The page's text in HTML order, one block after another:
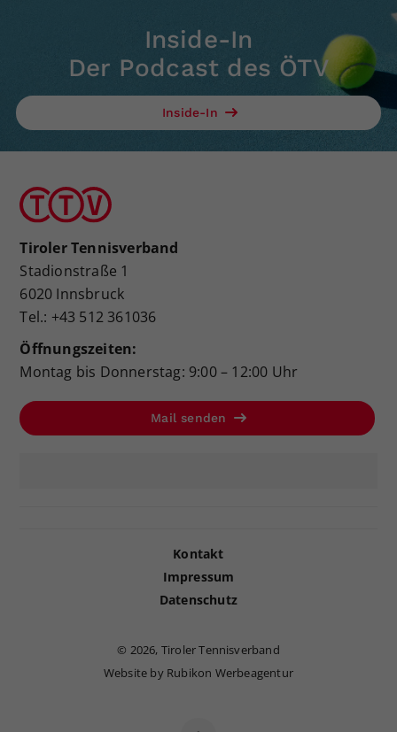
Inside-In
Der Podcast des ÖTV
Inside-In
Tiroler Tennisverband
Stadionstraße 1
6020 Innsbruck
Tel.: +43 512 361036
Öffnungszeiten:
Montag bis Donnerstag: 9:00 – 12:00 Uhr
Mail senden
Kontakt
Impressum
Datenschutz
© 2026, Tiroler Tennisverband
Website by Rubikon Werbeagentur